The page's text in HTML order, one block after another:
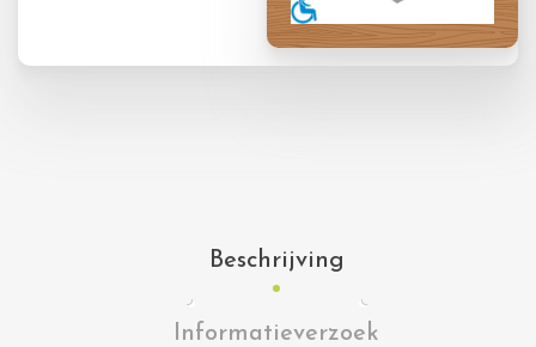
Beschrijving
Informatieverzoek